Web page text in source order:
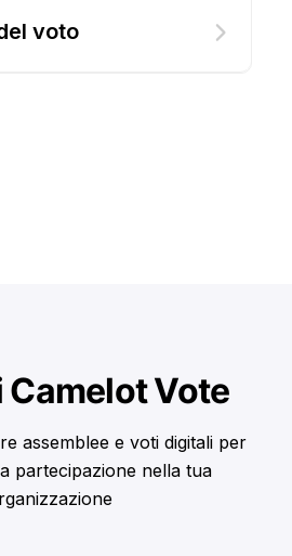
voto
Camelot Vote
assemblee e voti digitali per
partecipazione nella tua